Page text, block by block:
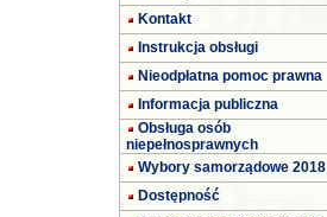
Kontakt
Instrukcja obsługi
Nieodpłatna pomoc prawna
Informacja publiczna
Obsługa osób
niepełnosprawnych
Wybory samorządowe 2018
Dostępność